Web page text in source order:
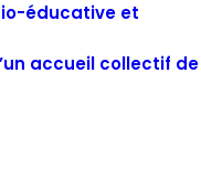
éducative et
accueil collectif de
d’équipes à
éducatif. Pour
de notre projet